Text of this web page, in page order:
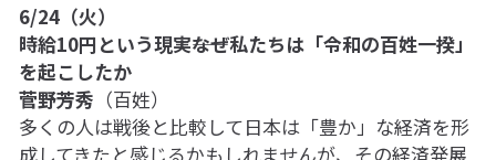
6/24（火）
時給10円という現実――なぜ私たちは「令和の百姓一揆」
を起こしたか
菅野芳秀 （百姓）
多くの人は戦後と比較して日本は「豊か」な経済を形
成してきたと感じるかもしれませんが、その経済発展